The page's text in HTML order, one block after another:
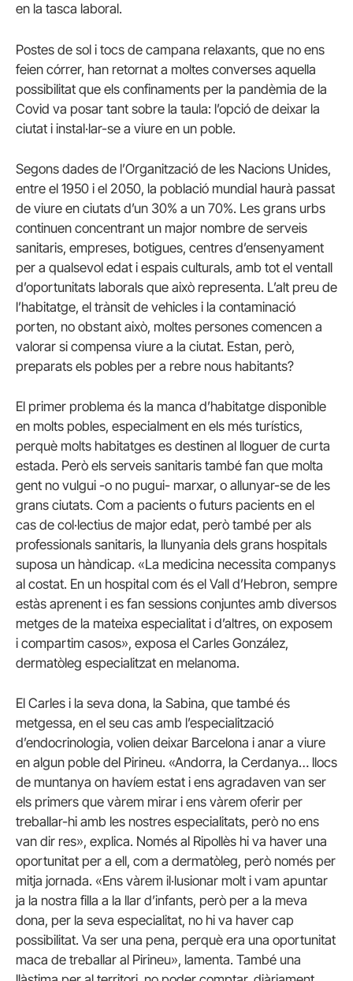
en la tasca laboral.
Postes de sol i tocs de campana relaxants, que no ens
feien córrer, han retornat a moltes converses aquella
possibilitat que els confinaments per la pandèmia de la
Covid va posar tant sobre la taula: l’opció de deixar la
ciutat i instal·lar-se a viure en un poble.
Segons dades de l’Organització de les Nacions Unides,
entre el 1950 i el 2050, la població mundial haurà passat
de viure en ciutats d’un 30% a un 70%. Les grans urbs
continuen concentrant un major nombre de serveis
sanitaris, empreses, botigues, centres d’ensenyament
per a qualsevol edat i espais culturals, amb tot el ventall
d’oportunitats laborals que això representa. L’alt preu de
l’habitatge, el trànsit de vehicles i la contaminació
porten, no obstant això, moltes persones comencen a
valorar si compensa viure a la ciutat. Estan, però,
preparats els pobles per a rebre nous habitants?
El primer problema és la manca d’habitatge disponible
en molts pobles, especialment en els més turístics,
perquè molts habitatges es destinen al lloguer de curta
estada. Però els serveis sanitaris també fan que molta
gent no vulgui -o no pugui- marxar, o allunyar-se de les
grans ciutats. Com a pacients o futurs pacients en el
cas de col·lectius de major edat, però també per als
professionals sanitaris, la llunyania dels grans hospitals
suposa un hàndicap. «La medicina necessita companys
al costat. En un hospital com és el Vall d’Hebron, sempre
estàs aprenent i es fan sessions conjuntes amb diversos
metges de la mateixa especialitat i d’altres, on exposem
i compartim casos», exposa el Carles González,
dermatòleg especialitzat en melanoma.
El Carles i la seva dona, la Sabina, que també és
metgessa, en el seu cas amb l’especialització
d’endocrinologia, volien deixar Barcelona i anar a viure
en algun poble del Pirineu. «Andorra, la Cerdanya… llocs
de muntanya on havíem estat i ens agradaven van ser
els primers que vàrem mirar i ens vàrem oferir per
treballar-hi amb les nostres especialitats, però no ens
van dir res», explica. Només al Ripollès hi va haver una
oportunitat per a ell, com a dermatòleg, però només per
mitja jornada. «Ens vàrem il·lusionar molt i vam apuntar
ja la nostra filla a la llar d’infants, però per a la meva
dona, per la seva especialitat, no hi va haver cap
possibilitat. Va ser una pena, perquè era una oportunitat
maca de treballar al Pirineu», lamenta. També una